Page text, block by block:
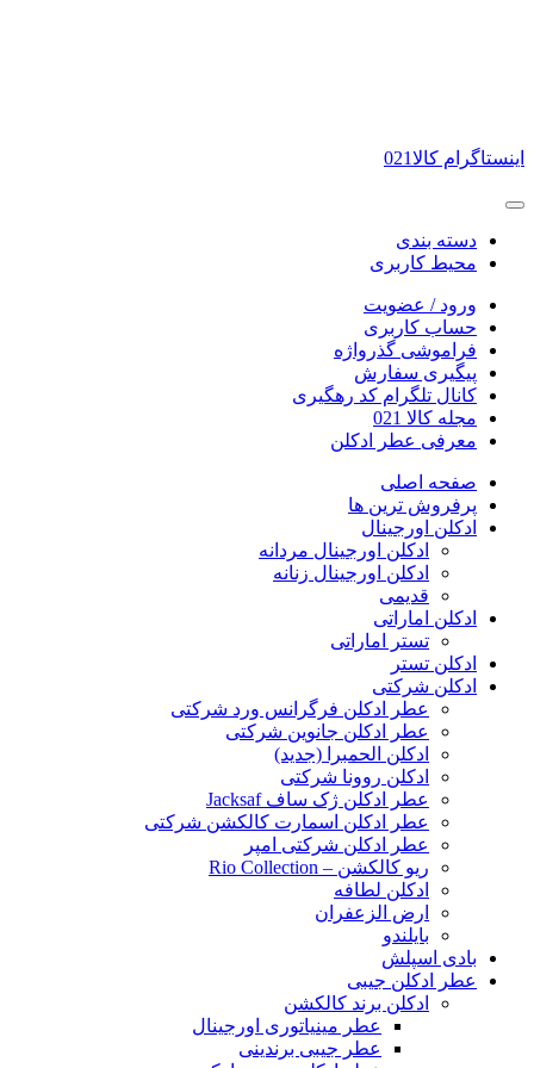
اینستاگرام کالا021
دسته بندی
محیط کاربری
ورود / عضویت
حساب کاربری
فراموشی گذرواژه
پیگیری سفارش
کانال تلگرام کد رهگیری
مجله کالا 021
معرفی عطر ادکلن
صفحه اصلی
پرفروش ترین ها
ادکلن اورجینال
ادکلن اورجینال مردانه
ادکلن اورجینال زنانه
قدیمی
ادکلن اماراتی
تستر اماراتی
ادکلن تستر
ادکلن شرکتی
عطر ادکلن فرگرانس ورد شرکتی
عطر ادکلن جانوین شرکتی
ادکلن الحمبرا (جدید)
ادکلن روونا شرکتی
عطر ادکلن ژک‌ ساف Jacksaf
عطر ادکلن اسمارت کالکشن شرکتی
عطر ادکلن شرکتی امپر
ریو کالکشن – Rio Collection
ادکلن لطافه
ارض الزعفران
بایلندو
بادی اسپلش
عطر ادکلن جیبی
ادکلن برند کالکشن
عطر مینیاتوری اورجینال
عطر جیبی برندینی